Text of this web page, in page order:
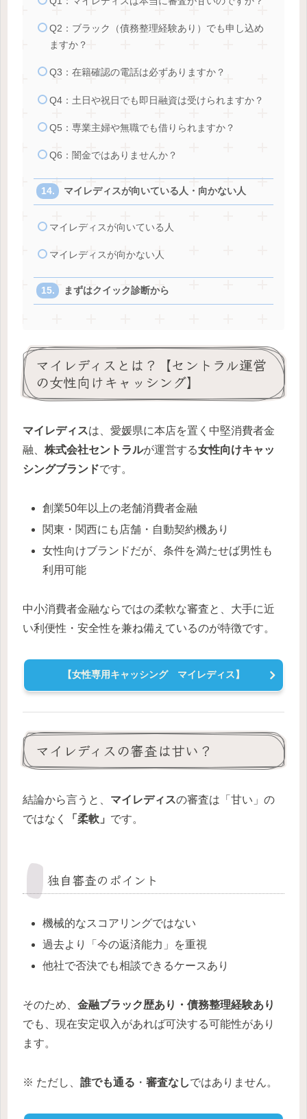
Q2：ブラック（債務整理経験あり）でも申し込め
ますか？
Q3：在籍確認の電話は必ずありますか？
Q4：土日や祝日でも即日融資は受けられますか？
Q5：専業主婦や無職でも借りられますか？
Q6：闇金ではありませんか？
マイレディスが向いている人・向かない人
マイレディスが向いている人
マイレディスが向かない人
まずはクイック診断から
マイレディスとは？【セントラル運営
の女性向けキャッシング】
マイレディスは、愛媛県に本店を置く中堅消費者金
融、 株式会社セントラルが運営する女性向けキャッ
シングブランドです。
創業50年以上の老舗消費者金融
関東・関西にも店舗・自動契約機あり
女性向けブランドだが、条件を満たせば男性も
利用可能
中小消費者金融ならではの柔軟な審査と、大手に近
い利便性・安全性を兼ね備えているのが特徴です。
【女性専用キャッシング マイレディス】
マイレディスの審査は甘い？
結論から言うと、 マイレディスの審査は「甘い」の
ではなく
「柔軟」 です。
独自審査のポイント
機械的なスコアリングではない
過去より「今の返済能力」を重視
他社で否決でも相談できるケースあり
そのため、 金融ブラック歴あり・債務整理経験あり
でも、現在安定収入があれば可決する可能性があり
ます。
※ ただし、 誰でも通る ・ 審査なしではありません。